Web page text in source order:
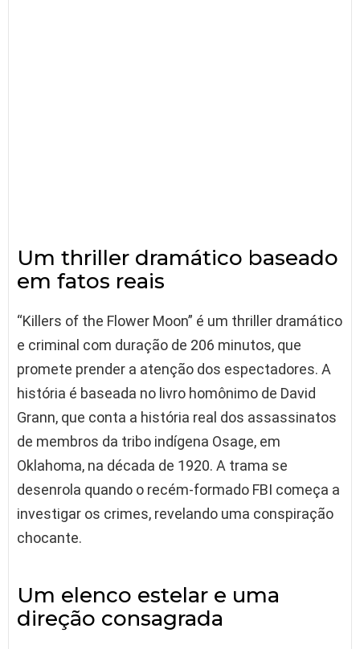
Um thriller dramático baseado
em fatos reais
“Killers of the Flower Moon” é um thriller dramático
e criminal com duração de 206 minutos, que
promete prender a atenção dos espectadores. A
história é baseada no livro homônimo de David
Grann, que conta a história real dos assassinatos
de membros da tribo indígena Osage, em
Oklahoma, na década de 1920. A trama se
desenrola quando o recém-formado FBI começa a
investigar os crimes, revelando uma conspiração
chocante.
Um elenco estelar e uma
direção consagrada